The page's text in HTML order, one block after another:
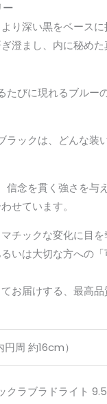
ー
り深い黒をベース
澄まし、内に秘め
たびに現れるブルー
ラックは、どんな装
信念を貫く強さを与
せています。
チックな変化に目を
いは大切な方への
お届けする、最高
円周 約16cm）
クラブラドライト